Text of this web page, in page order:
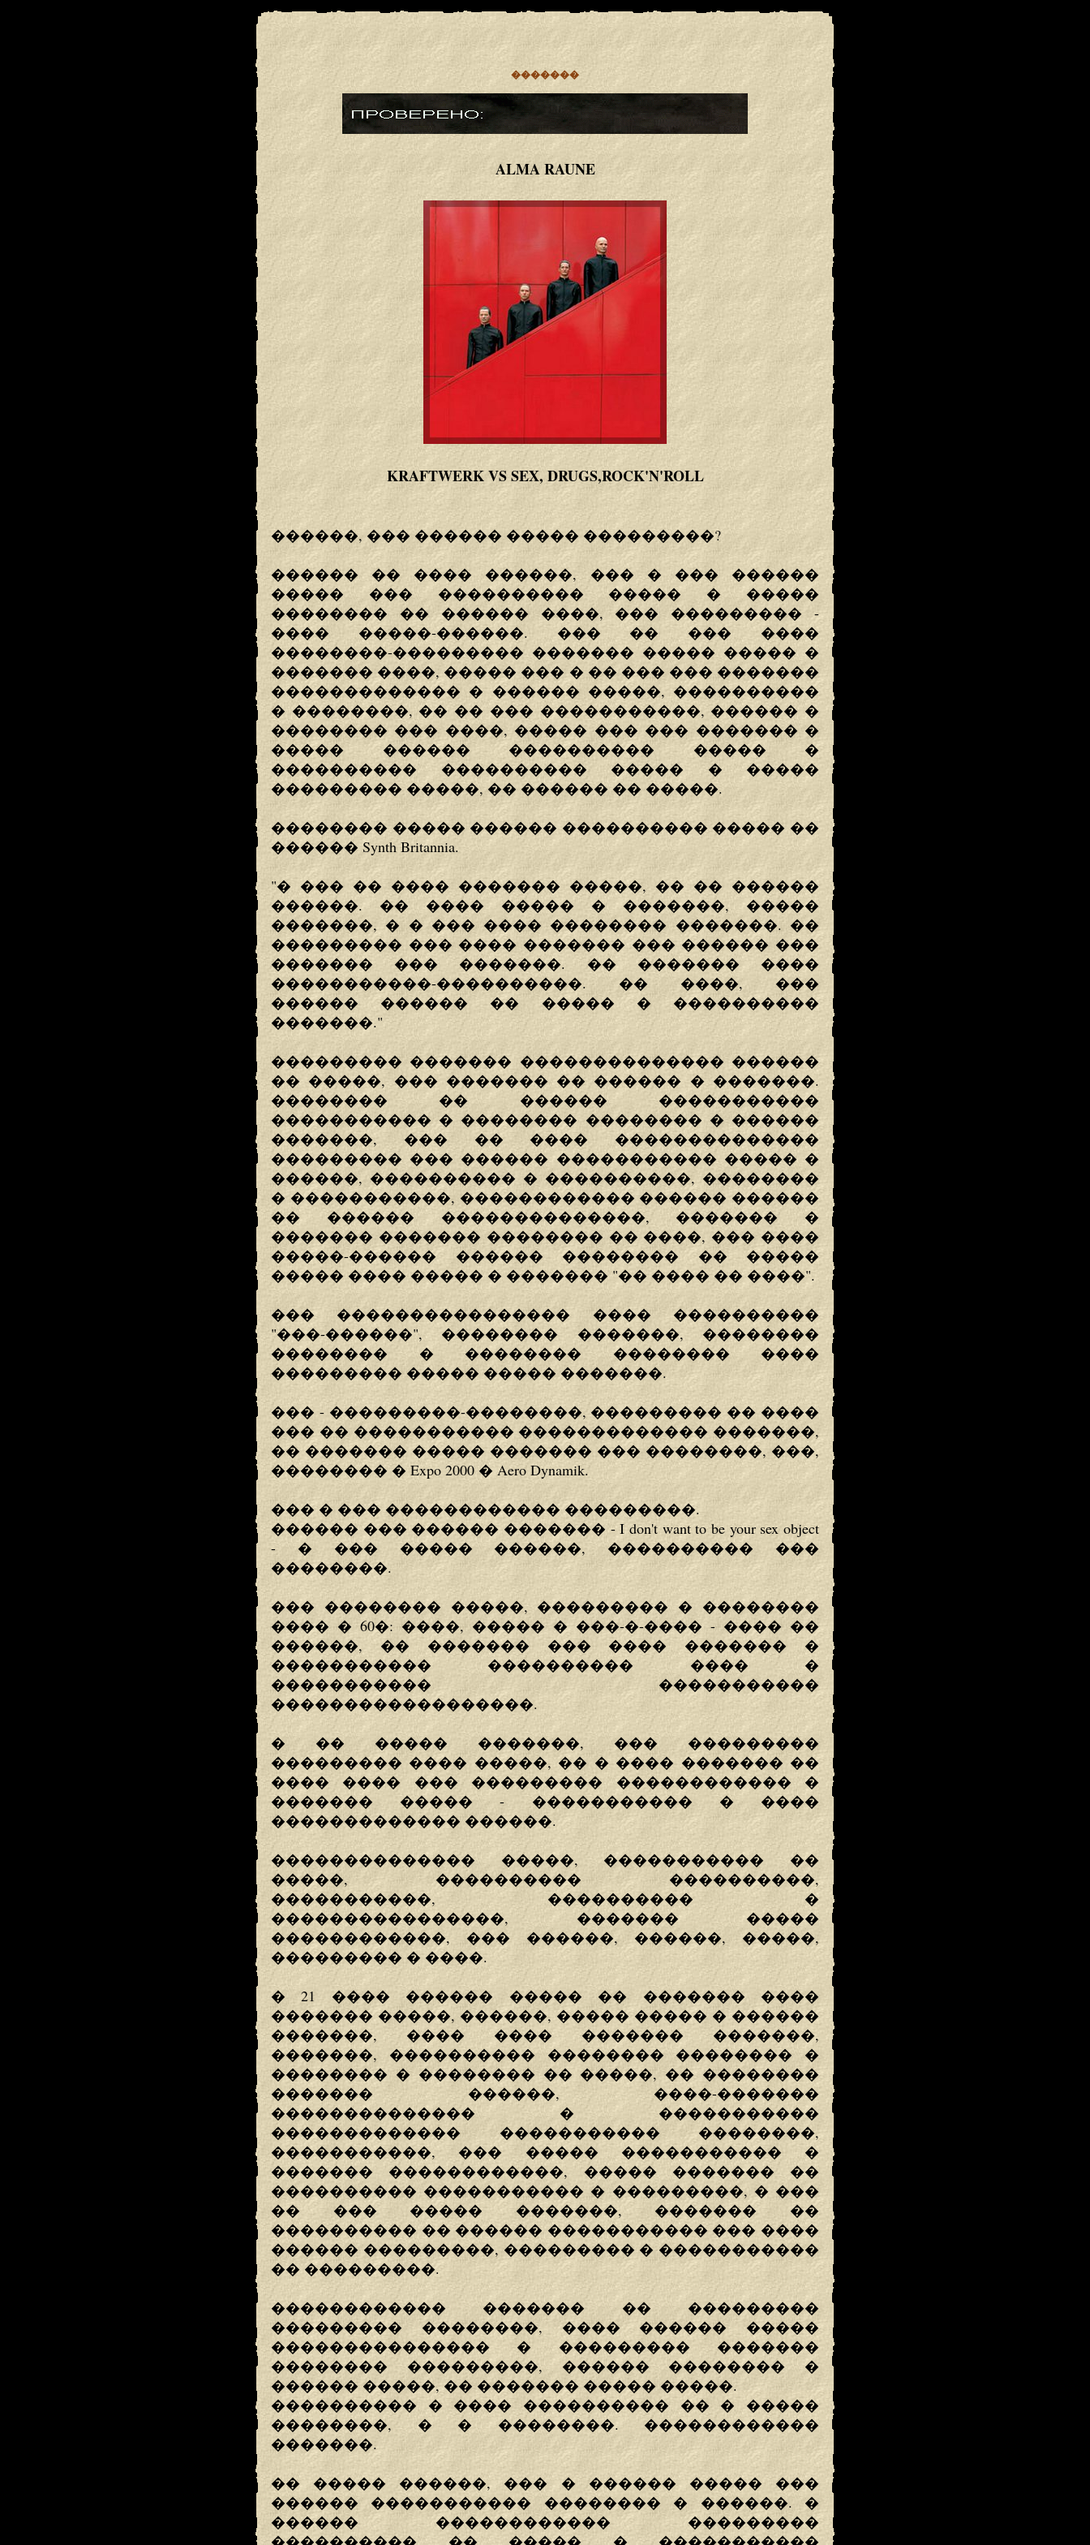
�������
ALMA RAUNE
KRAFTWERK VS SEX, DRUGS,ROCK'N'ROLL
������, ��� ������ ����� ���������?
������ �� ���� ������, ��� � ��� ������
����� ��� ���������� ����� � �����
�������� �� ������ ����, ��� ��������� -
���� �����-������. ��� �� ��� ����
��������-��������� ������� ����� ����� �
������� ����, ����� ��� � �� ��� ��� �������
������������� � ������ �����, ����������
� ��������, �� �� ��� �����������, ������ �
�������� ��� ����, ����� ��� ��� ������� �
����� ������ ���������� ����� �
���������� ���������� ����� � �����
��������� �����, �� ������ �� �����.
�������� ����� ������ ���������� ����� ��
������ Synth Britannia.
"� ��� �� ���� ������� �����, �� �� ������
������. �� ���� ����� � �������, �����
�������, � � ��� ���� �������� �������. ��
��������� ��� ���� ������� ��� ������ ���
������� ��� �������. �� ������� ����
�����������-����������. �� ����, ���
������ ������ �� ����� � ����������
�������."
��������� ������� �������������� ������
�� �����, ��� ������� �� ������ � �������.
�������� �� ������ �����������
����������� � �������� �������� � ������
�������, ��� �� ���� ��������������
��������� ��� ������ ����������� ����� �
������, ���������� � ����������, ��������
� �����������, ������������ ������ ������
�� ������ ��������������, ������� �
������� ������� �������� �� ����, ��� ����
�����-������ ������ �������� �� �����
����� ���� ����� � ������� "�� ���� �� ����".
��� ���������������� ���� ����������
"���-������", �������� �������, ��������
�������� � �������� �������� ����
��������� ����� ����� �������.
��� - ���������-��������, ��������� �� ����
��� �� ����������� ������������� �������,
�� ������� ����� ������� ��� ��������, ���,
�������� � Expo 2000 � Aero Dynamik.
��� � ��� ������������ ���������.
������ ��� ������ ������� - I don't want to be your sex object
- � ��� ����� ������, ���������� ���
��������.
��� �������� �����, ��������� � ��������
���� � 60�: ����, ����� � ���-�-���� - ���� ��
������, �� ������� ��� ���� ������� �
����������� ���������� ���� �
����������� �����������
������������������.
� �� ����� �������, ��� ���������
��������� ���� �����, �� � ���� ������� ��
���� ���� ��� ��������� ������������ �
������� ����� - ����������� � ����
������������� ������.
�������������� �����, ����������� ��
�����, ���������� ����������,
�����������, ���������� �
����������������, ������� �����
������������, ��� ������, ������, �����,
��������� � ����.
� 21 ���� ������ ����� �� ������� ����
������� �����, ������, ����� ����� � ������
�������, ���� ���� ������� �������,
�������, ���������� �������� �������� �
�������� � �������� �� �����, �� ��������
������� ������, ����-�������
�������������� � �����������
������������� ����������� ��������,
�����������, ��� ����� ����������� �
������� ������������, ����� ������� ��
���������� ����������� � ���������, � ���
�� ��� ����� �������, ������� ��
���������� �� ������ ����������� ��� ����
������ ���������, ��������� � �����������
�� ���������.
������������ ������� �� ���������
��������� ��������, ���� ������ �����
��������������� � ��������� �������
�������� ���������, ������ �������� �
������ �����, �� ������� ����� �����.
���������� � ���� ���������� �� � �����
��������, � � ��������. ������������
�������.
�� ����� ������, ��� � ������ ����� ���
������ ����������� �������� � ������. �
������ ������������ ���������
���������� �� ����� � �����������